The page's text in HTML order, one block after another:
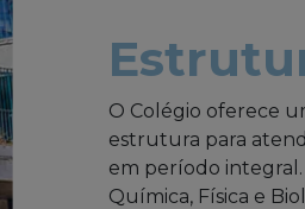
O Colégio oferece
estrutura para
em período
Química, Física e